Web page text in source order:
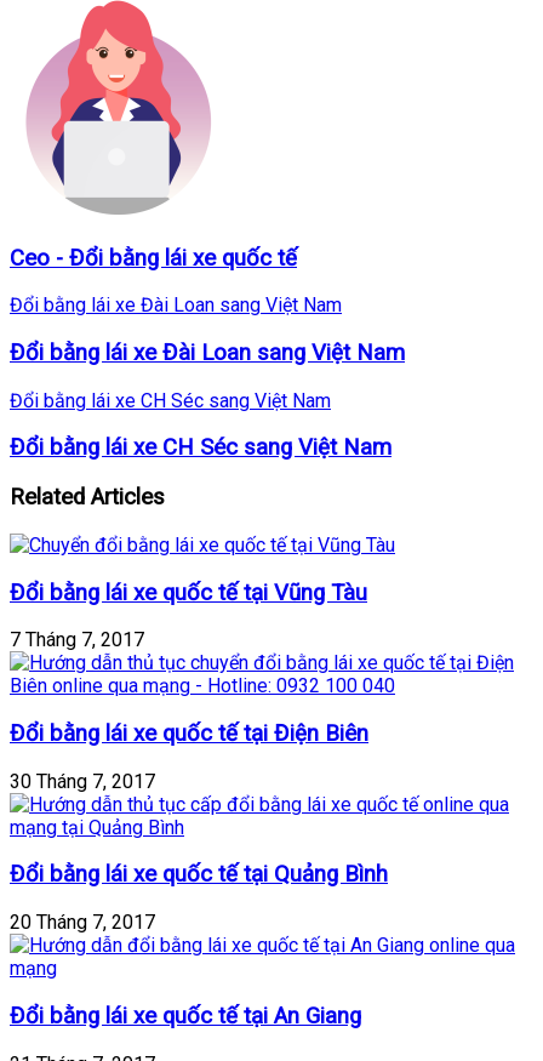
Ceo - Đổi bằng lái xe quốc tế
Đổi bằng lái xe Đài Loan sang Việt Nam
Đổi bằng lái xe Đài Loan sang Việt Nam
Đổi bằng lái xe CH Séc sang Việt Nam
Đổi bằng lái xe CH Séc sang Việt Nam
Related Articles
Đổi bằng lái xe quốc tế tại Vũng Tàu
7 Tháng 7, 2017
Đổi bằng lái xe quốc tế tại Điện Biên
30 Tháng 7, 2017
Đổi bằng lái xe quốc tế tại Quảng Bình
20 Tháng 7, 2017
Đổi bằng lái xe quốc tế tại An Giang